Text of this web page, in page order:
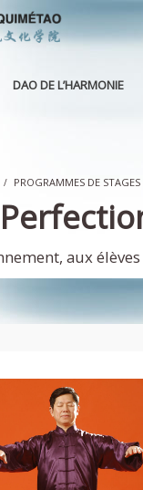
DAO DE L’HARMONIE
PROGRAMMES DE STAGES
aux